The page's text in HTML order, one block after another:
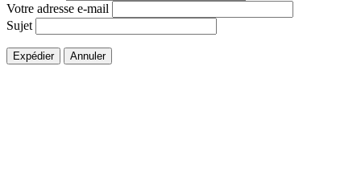
Votre adresse e-mail
Sujet
Expédier Annuler